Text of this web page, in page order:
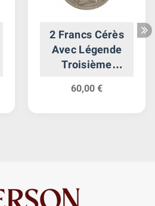
2 Francs Cérès
Avec Légende
Troisième
60,00 €